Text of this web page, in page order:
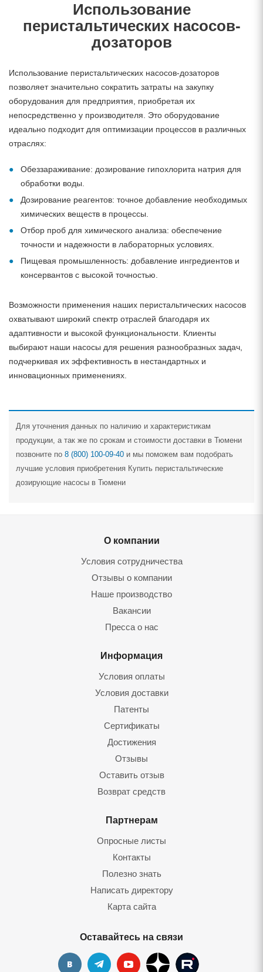
Использование
перистальтических насосов-
дозаторов
Использование перистальтических насосов-дозаторов
позволяет значительно сократить затраты на закупку
оборудования для предприятия, приобретая их
непосредственно у производителя. Это оборудование
идеально подходит для оптимизации процессов в различных
отраслях:
Обеззараживание: дозирование гипохлорита натрия для
обработки воды.
Дозирование реагентов: точное добавление необходимых
химических веществ в процессы.
Отбор проб для химического анализа: обеспечение
точности и надежности в лабораторных условиях.
Пищевая промышленность: добавление ингредиентов и
консервантов с высокой точностью.
Возможности применения наших перистальтических насосов
охватывают широкий спектр отраслей благодаря их
адаптивности и высокой функциональности. Клиенты
выбирают наши насосы для решения разнообразных задач,
подчеркивая их эффективность в нестандартных и
инновационных применениях.
Для уточнения данных по наличию и характеристикам
продукции, а так же по срокам и стоимости доставки в Тюмени
позвоните по 8 (800) 100-09-40 и мы поможем вам подобрать
лучшие условия приобретения Купить перистальтические
дозирующие насосы в Тюмени
О компании
Условия сотрудничества
Отзывы о компании
Наше производство
Вакансии
Пресса о нас
Информация
Условия оплаты
Условия доставки
Патенты
Сертификаты
Достижения
Отзывы
Оставить отзыв
Возврат средств
Партнерам
Опросные листы
Контакты
Полезно знать
Написать директору
Карта сайта
Оставайтесь на связи